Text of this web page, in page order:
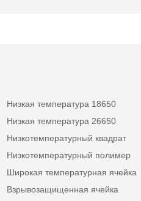
Низкая температура 18650
Низкая температура 26650
Низкотемпературный квадрат
Низкотемпературный полимер
Широкая температурная ячейка
Взрывозащищенная ячейка